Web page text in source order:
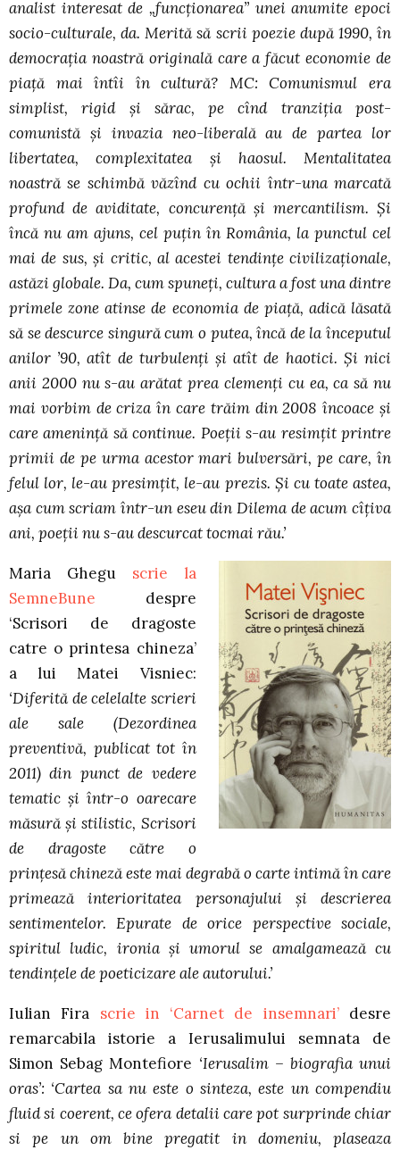
analist interesat de „funcţionarea” unei anumite epoci
socio-culturale, da. Merită să scrii poezie după 1990, în
democraţia noastră originală care a făcut economie de
piaţă mai întîi în cultură? MC: Comunismul era
simplist, rigid şi sărac, pe cînd tranziţia post-
comunistă şi invazia neo-liberală au de partea lor
libertatea, complexitatea şi haosul. Mentalitatea
noastră se schimbă văzînd cu ochii într-una marcată
profund de aviditate, concurenţă şi mercantilism. Şi
încă nu am ajuns, cel puţin în România, la punctul cel
mai de sus, şi critic, al acestei tendinţe civilizaţionale,
astăzi globale. Da, cum spuneţi, cultura a fost una dintre
primele zone atinse de economia de piaţă, adică lăsată
să se descurce singură cum o putea, încă de la începutul
anilor ’90, atît de turbulenţi şi atît de haotici. Şi nici
anii 2000 nu s-au arătat prea clemenţi cu ea, ca să nu
mai vorbim de criza în care trăim din 2008 încoace şi
care ameninţă să continue. Poeţii s-au resimţit printre
primii de pe urma acestor mari bulversări, pe care, în
felul lor, le-au presimţit, le-au prezis. Şi cu toate astea,
aşa cum scriam într-un eseu din Dilema de acum cîţiva
ani, poeţii nu s-au descurcat tocmai rău.’
Maria Ghegu scrie la
SemneBune despre
‘Scrisori de dragoste
catre o printesa chineza’
a lui Matei Visniec:
‘Diferită de celelalte scrieri
ale sale (Dezordinea
preventivă, publicat tot în
2011) din punct de vedere
tematic şi într-o oarecare
măsură şi stilistic, Scrisori
de dragoste către o
prinţesă chineză este mai degrabă o carte intimă în care
primează interioritatea personajului şi descrierea
sentimentelor. Epurate de orice perspective sociale,
spiritul ludic, ironia şi umorul se amalgamează cu
tendinţele de poeticizare ale autorului.’
Iulian Fira scrie in ‘Carnet de insemnari’desre
remarcabila istorie a Ierusalimului semnata de
Simon Sebag Montefiore ‘Ierusalim – biografia unui
oras’: ‘Cartea sa nu este o sinteza, este un compendiu
fluid si coerent, ce ofera detalii care pot surprinde chiar
si pe un om bine pregatit in domeniu, plaseaza